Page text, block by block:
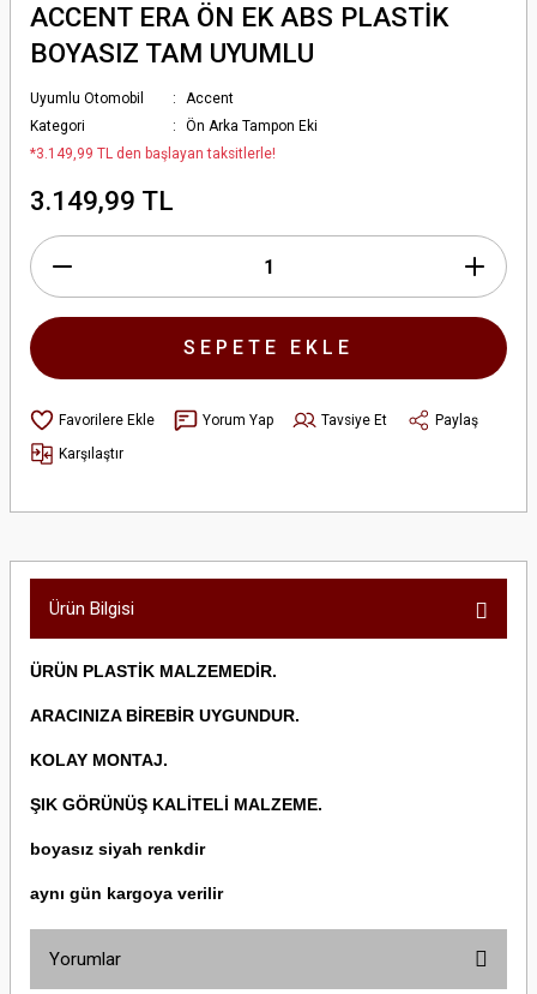
ACCENT ERA ÖN EK ABS PLASTİK
BOYASIZ TAM UYUMLU
Uyumlu Otomobil
Accent
Kategori
Ön Arka Tampon Eki
*3.149,99 TL den başlayan taksitlerle!
3.149,99 TL
SEPETE EKLE
Yorum Yap Tavsiye Et
Paylaş
Karşılaştır
Ürün Bilgisi
ÜRÜN PLASTİK MALZEMEDİR.
ARACINIZA BİREBİR UYGUNDUR.
KOLAY MONTAJ.
ŞIK GÖRÜNÜŞ KALİTELİ MALZEME.
boyasız siyah renkdir
aynı gün kargoya verilir
Yorumlar